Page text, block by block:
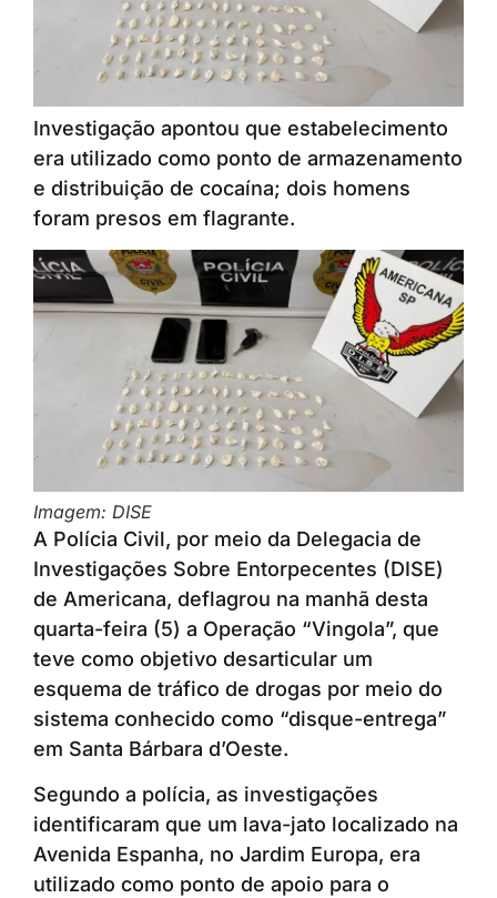
Investigação apontou que estabelecimento
era utilizado como ponto de armazenamento
e distribuição de cocaína; dois homens
foram presos em flagrante.
Imagem: DISE
A Polícia Civil, por meio da Delegacia de
Investigações Sobre Entorpecentes (DISE)
de Americana, deflagrou na manhã desta
quarta-feira (5) a Operação “Vingola”, que
teve como objetivo desarticular um
esquema de tráfico de drogas por meio do
sistema conhecido como “disque-entrega”
em Santa Bárbara d’Oeste.
Segundo a polícia, as investigações
identificaram que um lava-jato localizado na
Avenida Espanha, no Jardim Europa, era
utilizado como ponto de apoio para o